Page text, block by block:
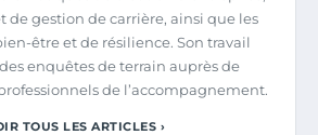
de gestion de carrière, ainsi que les
être et de résilience. Son travail
enquêtes de terrain auprès de
de l’accompagnement.
TOUS LES ARTICLES ›